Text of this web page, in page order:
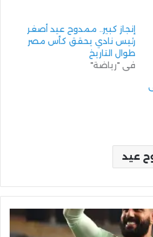
إنجاز كبير.. ممدوح عيد أصغر
رئيس نادي يحقق كأس مصر
طوال التاريخ
في "رياضة"
عيد